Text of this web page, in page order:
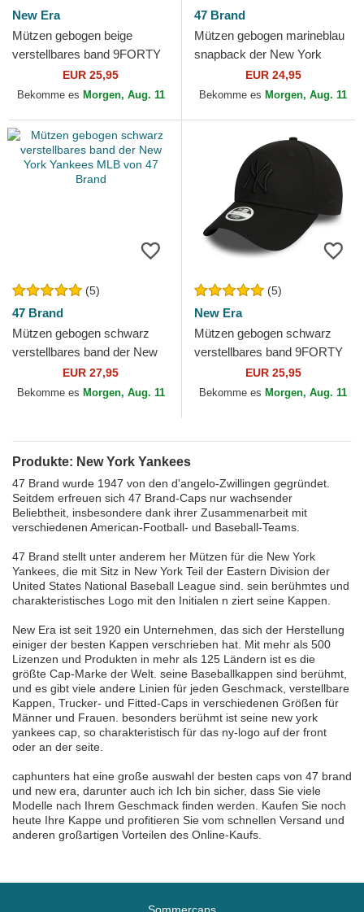
New Era
Mützen gebogen beige
verstellbares band 9FORTY
League Essential der New
York Yankees MLB von New
EUR 25,95
Bekomme es Morgen, Aug. 11
47 Brand
Mützen gebogen marineblau
snapback der New York
Yankees MLB von 47 Brand
EUR 24,95
Bekomme es Morgen, Aug. 11
(5)
47 Brand
Mützen gebogen schwarz
verstellbares band der New
York Yankees MLB von 47
Brand
EUR 27,95
Bekomme es Morgen, Aug. 11
(5)
New Era
Mützen gebogen schwarz
verstellbares band 9FORTY
Essential der New York
Yankees MLB von New Era
EUR 25,95
Bekomme es Morgen, Aug. 11
Produkte: New York Yankees
47 Brand wurde 1947 von den d'angelo-Zwillingen gegründet.
Seitdem erfreuen sich 47 Brand-Caps nur wachsender
Beliebtheit, insbesondere dank ihrer Zusammenarbeit mit
verschiedenen American-Football- und Baseball-Teams.
47 Brand stellt unter anderem her Mützen für die New York
Yankees, die mit Sitz in New York Teil der Eastern Division der
United States National Baseball League sind. sein berühmtes und
charakteristisches Logo mit den Initialen n ziert seine Kappen.
New Era ist seit 1920 ein Unternehmen, das sich der Herstellung
einiger der besten Kappen verschrieben hat. Mit mehr als 500
Lizenzen und Produkten in mehr als 125 Ländern ist es die
größte Cap-Marke der Welt. seine Baseballkappen sind berühmt,
und es gibt viele andere Linien für jeden Geschmack, verstellbare
Kappen, Trucker- und Fitted-Caps in verschiedenen Größen für
Männer und Frauen. besonders berühmt ist seine new york
yankees cap, so charakteristisch für das ny-logo auf der front
oder an der seite.
caphunters hat eine große auswahl der besten caps von 47 brand
und new era, darunter auch ich Ich bin sicher, dass Sie viele
Modelle nach Ihrem Geschmack finden werden. Kaufen Sie noch
heute Ihre Kappe und profitieren Sie vom schnellen Versand und
anderen großartigen Vorteilen des Online-Kaufs.